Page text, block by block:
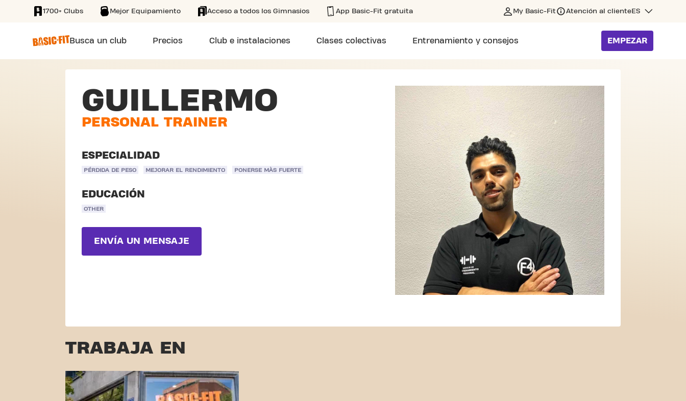
SKIP TO MAIN CONTENT
1700+ Clubs Mejor Equipamiento Acceso a todos los Gimnasios App Basic-Fit gratuita My Basic-Fit Atención al clienteES
Busca un club Precios Club e instalaciones Clases colectivas Entrenamiento y consejos EMPEZAR
GUILLERMO
PERSONAL TRAINER
ESPECIALIDAD
PÉRDIDA DE PESO MEJORAR EL RENDIMIENTO PONERSE MÀS FUERTE
EDUCACIÓN
OTHER
ENVÍA UN MENSAJE
TRABAJA EN